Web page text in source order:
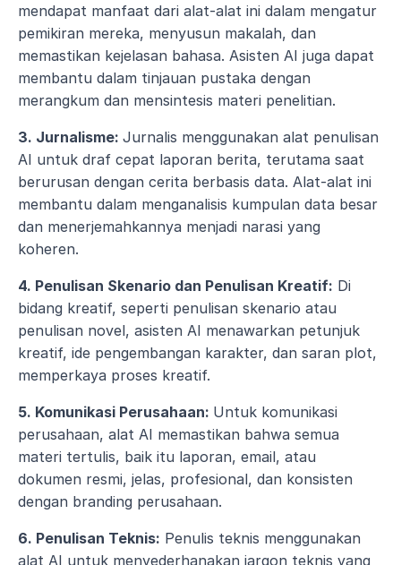
mendapat manfaat dari alat-alat ini dalam mengatur
pemikiran mereka, menyusun makalah, dan
memastikan kejelasan bahasa. Asisten AI juga dapat
membantu dalam tinjauan pustaka dengan
merangkum dan mensintesis materi penelitian.
3. Jurnalisme: Jurnalis menggunakan alat penulisan
AI untuk draf cepat laporan berita, terutama saat
berurusan dengan cerita berbasis data. Alat-alat ini
membantu dalam menganalisis kumpulan data besar
dan menerjemahkannya menjadi narasi yang
koheren.
4. Penulisan Skenario dan Penulisan Kreatif: Di
bidang kreatif, seperti penulisan skenario atau
penulisan novel, asisten AI menawarkan petunjuk
kreatif, ide pengembangan karakter, dan saran plot,
memperkaya proses kreatif.
5. Komunikasi Perusahaan: Untuk komunikasi
perusahaan, alat AI memastikan bahwa semua
materi tertulis, baik itu laporan, email, atau
dokumen resmi, jelas, profesional, dan konsisten
dengan branding perusahaan.
6. Penulisan Teknis: Penulis teknis menggunakan
alat AI untuk menyederhanakan jargon teknis yang